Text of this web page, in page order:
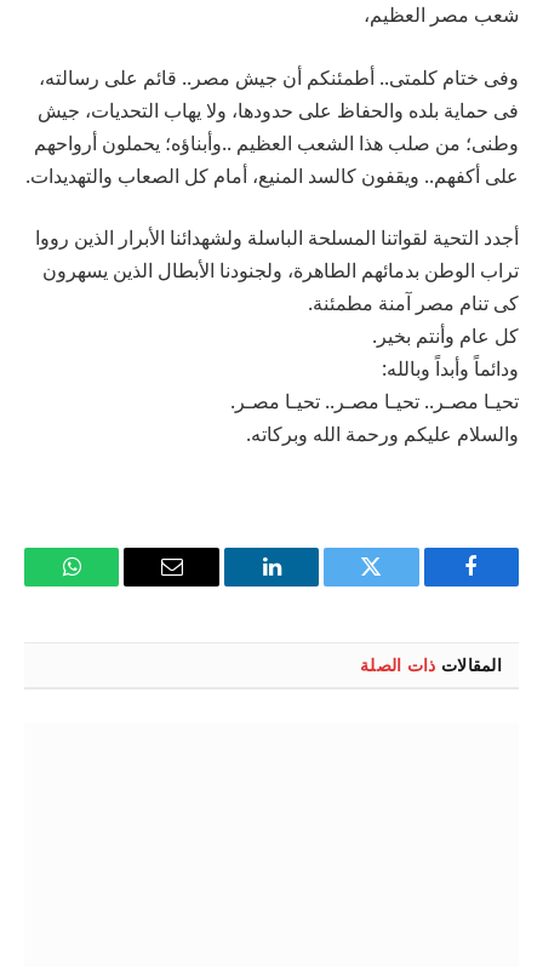
شعب مصر العظيم،
وفى ختام كلمتى.. أطمئنكم أن جيش مصر.. قائم على رسالته،
فى حماية بلده والحفاظ على حدودها، ولا يهاب التحديات، جيش
وطنى؛ من صلب هذا الشعب العظيم ..وأبناؤه؛ يحملون أرواحهم
على أكفهم.. ويقفون كالسد المنيع، أمام كل الصعاب والتهديدات.
أجدد التحية لقواتنا المسلحة الباسلة ولشهدائنا الأبرار الذين رووا
تراب الوطن بدمائهم الطاهرة، ولجنودنا الأبطال الذين يسهرون
كى تنام مصر آمنة مطمئنة.
كل عام وأنتم بخير.
ودائماً وأبداً وبالله:
تحيـا مصـر.. تحيـا مصـر.. تحيـا مصـر.
والسلام عليكم ورحمة الله وبركاته.
فيسبوك تويتر لينكدإن
البريد
واتساب
المقالات ذات الصلة